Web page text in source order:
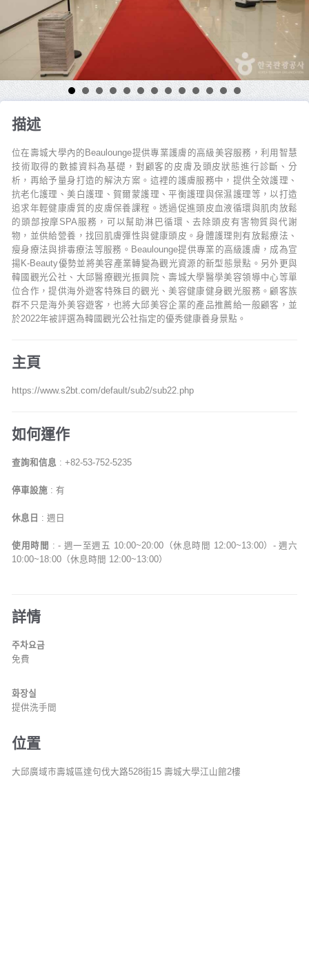
描述
位在壽城大學內的Beaulounge提供專業護膚的高級美容服務，利用智慧
技術取得的數據資料為基礎，對顧客的皮膚及頭皮狀態進行診斷、分
析，再給予量身打造的解決方案。這裡的護膚服務中，提供全效護理、
抗老化護理、美白護理、賀爾蒙護理、平衡護理與保濕護理等，以打造
追求年輕健康膚質的皮膚保養課程。透過促進頭皮血液循環與肌肉放鬆
的頭部按摩SPA服務，可以幫助淋巴循環、去除頭皮有害物質與代謝
物，並供給營養，找回肌膚彈性與健康頭皮。身體護理則有放鬆療法、
瘦身療法與排毒療法等服務。Beaulounge提供專業的高級護膚，成為宣
揚K-Beauty優勢並將美容產業轉變為觀光資源的新型態景點。另外更與
韓國觀光公社、大邱醫療觀光振興院、壽城大學醫學美容領導中心等單
位合作，提供海外遊客特殊目的觀光、美容健康健身觀光服務。顧客族
群不只是海外美容遊客，也將大邱美容企業的產品推薦給一般顧客，並
於2022年被評選為韓國觀光公社指定的優秀健康養身景點。
主頁
https://www.s2bt.com/default/sub2/sub22.php
如何運作
查詢和信息 : +82-53-752-5235
停車設施 : 有
休息日 : 週日
使用時間 : - 週一至週五 10:00~20:00（休息時間 12:00~13:00）- 週六
10:00~18:00（休息時間 12:00~13:00）
詳情
주차요금
免費
화장실
提供洗手間
位置
大邱廣域市壽城區達句伐大路528街15 壽城大學江山館2樓